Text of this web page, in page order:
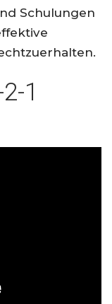
Schulungen
1